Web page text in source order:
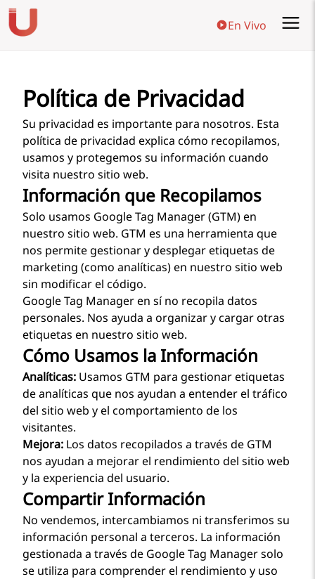
En Vivo
Política de Privacidad
Su privacidad es importante para nosotros. Esta
política de privacidad explica cómo recopilamos,
usamos y protegemos su información cuando
visita nuestro sitio web.
Información que Recopilamos
Solo usamos Google Tag Manager (GTM) en
nuestro sitio web. GTM es una herramienta que
nos permite gestionar y desplegar etiquetas de
marketing (como analíticas) en nuestro sitio web
sin modificar el código.
Google Tag Manager en sí no recopila datos
personales. Nos ayuda a organizar y cargar otras
etiquetas en nuestro sitio web.
Cómo Usamos la Información
Analíticas: Usamos GTM para gestionar etiquetas
de analíticas que nos ayudan a entender el tráfico
del sitio web y el comportamiento de los
visitantes.
Mejora: Los datos recopilados a través de GTM
nos ayudan a mejorar el rendimiento del sitio web
y la experiencia del usuario.
Compartir Información
No vendemos, intercambiamos ni transferimos su
información personal a terceros. La información
gestionada a través de Google Tag Manager solo
se utiliza para comprender el rendimiento y uso